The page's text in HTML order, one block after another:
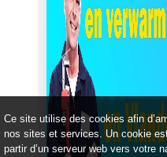
Précédent
Ce site utilise des cookies afin
nos sites et services. Un cookie
partir d’un serveur web vers votre